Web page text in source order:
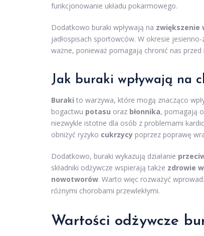
funkcjonowanie układu pokarmowego.
Dodatkowo buraki wpływają na zwiększenie
jadłospisach sportowców. W okresie
ważne, ponieważ pomagają chronić nas
Jak buraki wpływają na
Buraki to warzywa, które mogą znacząco
bogactwu potasu oraz błonnika, pomagają
niezwykle istotne dla osób z problemami
obniżyć ryzyko cukrzycy poprzez poprawę
Dodatkowo, buraki wykazują działanie
składniki odżywcze wspierają także zdrowie
nowotworów. Warto więc rozważyć
różnymi chorobami przewlekłymi.
Wartości odżywcze